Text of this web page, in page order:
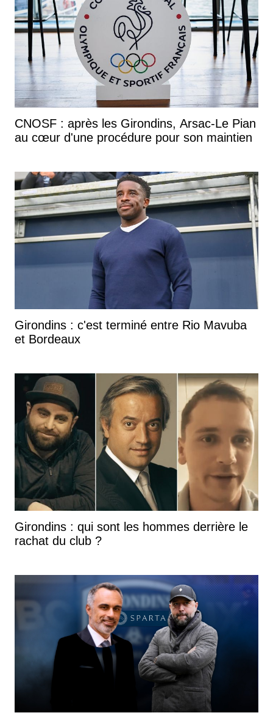
CNOSF : après les Girondins, Arsac-Le Pian
au cœur d'une procédure pour son maintien
Girondins : c'est terminé entre Rio Mavuba
et Bordeaux
Girondins : qui sont les hommes derrière le
rachat du club ?